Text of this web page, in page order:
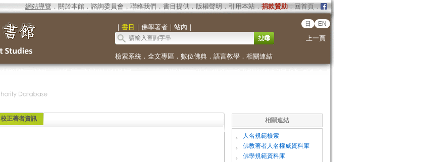
網站導覽 ． 關於本館． 諮詢委員會． 聯絡我們 ． 書目提供． 版權聲明 ． 引用本站． 捐款贊助．回首頁．
｜ 書目 ｜ 佛學著者｜ 站內 ｜ 日 EN
上一頁
檢索系統． 全文專區 ． 數位佛典． 語言教學． 相關連結
校正著者資訊 相關連結
。 人名規範檢索
。 佛教著者人名權威資料庫
。 佛學規範資料庫